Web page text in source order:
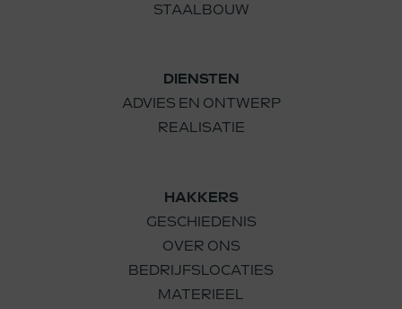
STAALBOUW
DIENSTEN
ADVIES EN ONTWERP
REALISATIE
HAKKERS
GESCHIEDENIS
OVER ONS
BEDRIJFSLOCATIES
MATERIEEL